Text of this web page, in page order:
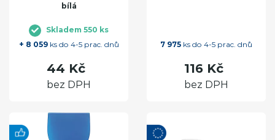
bílá
Skladem 550 ks
+ 8 059ks do 4-5 prac. dnů
44 Kč
bez DPH
7 975 ks do 4-5 prac. dnů
116 Kč
bez DPH